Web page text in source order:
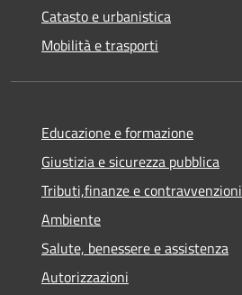
Catasto e urbanistica
Mobilità e trasporti
Educazione e formazione
Giustizia e sicurezza pubblica
Tributi,finanze e contravvenzioni
Ambiente
Salute, benessere e assistenza
Autorizzazioni